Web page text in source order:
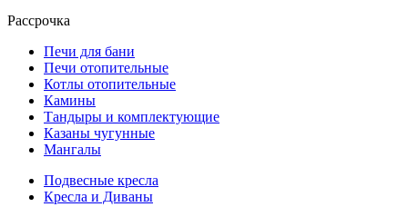
Рассрочка
Печи для бани
Печи отопительные
Котлы отопительные
Камины
Тандыры и комплектующие
Казаны чугунные
Мангалы
Подвесные кресла
Кресла и Диваны